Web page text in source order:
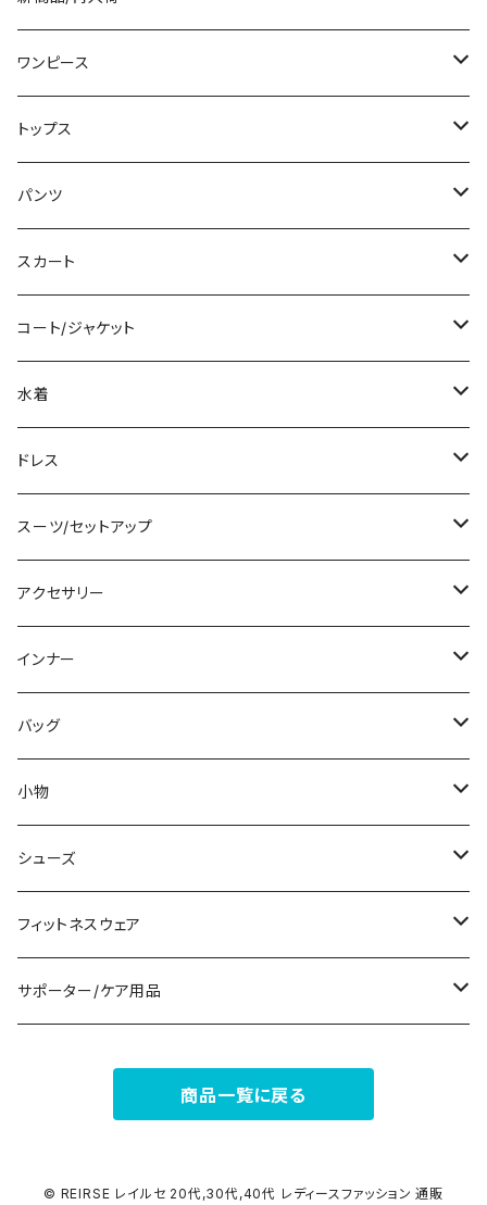
SS0076
ワンピース
ミニ/ショート
ミディアム/ミモレ
ロング/マキシ
袖付き
ノースリーブ
その他
チュニック
トップス
Tシャツ/カットソー
タンクトップ/キャミソール
シャツ/ブラウス
ベアトップ/チューブトップ
カーディガン/ボレロ
ニット/セーター
パーカー
スウェット/トレーナー
その他
パンツ
ショート丈
クロップド丈
ロング丈
デニム
レギンス
その他
オールインワン
スカート
ミニ/ショート
ミディアム/ミモレ
ロング
その他
コート/ジャケット
コート
ジャケット
その他
水着
タンキニ
バンドゥビキニ
ワンピース
ラッシュガード
その他
ドレス
ミニ/ショート
ミディアム/ミモレ
ロング/マキシ
袖付き
ノースリーブ
パンツドレス
ナイトドレス
その他
スーツ/セットアップ
パンツスーツ
スカートスーツ
その他
アクセサリー
ネックレス
ブレスレット
ピアス
コサージュ
リング
その他
インナー
ブラ/ブラトップ/ベアトップ
ショーツ
タンクトップ/キャミソール
半袖/5分
7分/長袖
ペチコート/ペチパンツ
その他
バッグ
サブバッグ
クラッチバッグ
トートバッグ
ショルダーバッグ
カジュアルバッグ
バックパック
小物
マフラー/スカーフ/ストール
財布
アクセサリーケース
シューズ
スニーカー
ブーツ
その他
フィットネスウェア
セット販売
タイツ
サポーター/ケア用品
商品一覧に戻る
© REIRSE レイルセ 20代,30代,40代 レディースファッション 通販